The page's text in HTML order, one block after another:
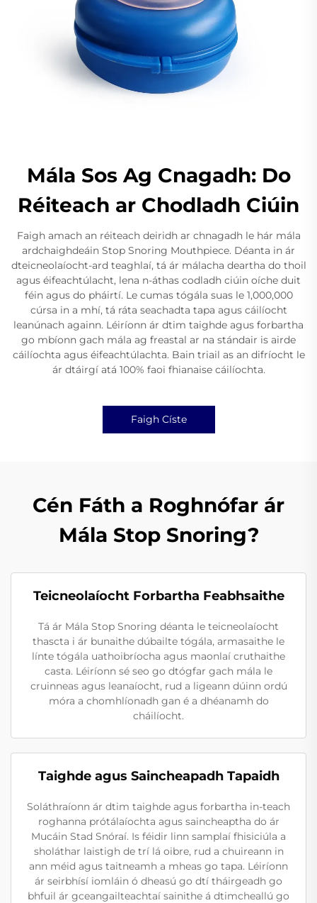
Mála Sos Ag Cnagadh: Do
Réiteach ar Chodladh Ciúin
Faigh amach an réiteach deiridh ar chnagadh le hár mála
ardchaighdeáin Stop Snoring Mouthpiece. Déanta in ár
dteicneolaíocht-ard teaghlaí, tá ár málacha deartha do thoil
agus éifeachtúlacht, lena n-áthas codladh ciúin oíche duit
féin agus do pháirtí. Le cumas tógála suas le 1,000,000
cúrsa in a mhí, tá ráta seachadta tapa agus cáilíocht
leanúnach againn. Léiríonn ár dtim taighde agus forbartha
go mbíonn gach mála ag freastal ar na stándair is airde
cáilíochta agus éifeachtúlachta. Bain triail as an difríocht le
ár dtáirgí atá 100% faoi fhianaise cáilíochta.
Faigh Císte
Cén Fáth a Roghnófar ár
Mála Stop Snoring?
Teicneolaíocht Forbartha Feabhsaithe
Tá ár Mála Stop Snoring déanta le teicneolaíocht
thascta i ár bunaithe dúbailte tógála, armasaithe le
línte tógála uathoibríocha agus maonlaí cruthaithe
casta. Léiríonn sé seo go dtógfar gach mála le
cruinneas agus leanaíocht, rud a ligeann dúinn ordú
móra a chomhlíonadh gan é a dhéanamh do
cháilíocht.
Taighde agus Saincheapadh Tapaidh
Soláthraíonn ár dtim taighde agus forbartha in-teach
roghanna prótálaíochta agus saincheaptha do ár
Mucáin Stad Snóraí. Is féidir linn samplaí fhisiciúla a
sholáthar laistigh de trí lá oibre, rud a chuireann in
ann méid agus taitneamh a mheas go tapa. Léiríonn
ár seirbhísí iomláin ó dheasú go dtí tháirgeadh go
bhfuil ár gceangailteachtaí sainithe á dtimcheallú go